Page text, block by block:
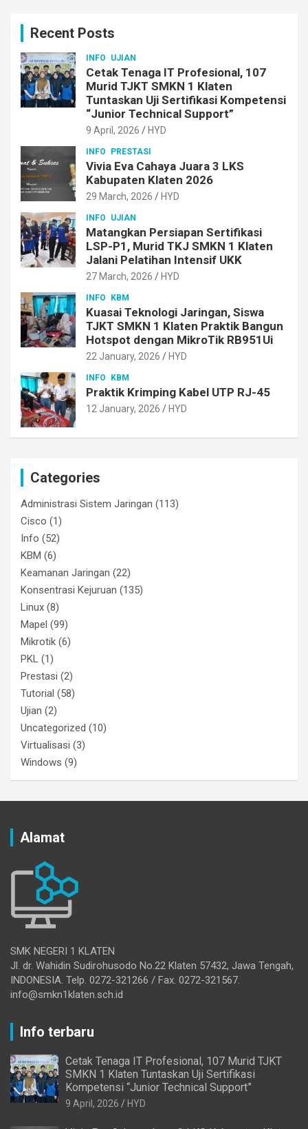
Recent Posts
INFO UJIAN
Cetak Tenaga IT Profesional, 107
Murid TJKT SMKN 1 Klaten
Tuntaskan Uji Sertifikasi Kompetensi
“Junior Technical Support”
9 April, 2026 HYD
INFO PRESTASI
Vivia Eva Cahaya Juara 3 LKS
Kabupaten Klaten 2026
29 March, 2026 HYD
INFO UJIAN
Matangkan Persiapan Sertifikasi
LSP-P1, Murid TKJ SMKN 1 Klaten
Jalani Pelatihan Intensif UKK
27 March, 2026 HYD
INFO KBM
Kuasai Teknologi Jaringan, Siswa
TJKT SMKN 1 Klaten Praktik Bangun
Hotspot dengan MikroTik RB951Ui
22 January, 2026 HYD
INFO KBM
Praktik Krimping Kabel UTP RJ-45
12 January, 2026 HYD
Categories
Administrasi Sistem Jaringan (113)
Cisco (1)
Info (52)
KBM (6)
Keamanan Jaringan (22)
Konsentrasi Kejuruan (135)
Linux (8)
Mapel (99)
Mikrotik (6)
PKL (1)
Prestasi (2)
Tutorial (58)
Ujian (2)
Uncategorized (10)
Virtualisasi (3)
Windows (9)
Alamat
SMK NEGERI 1 KLATEN
Jl. dr. Wahidin Sudirohusodo No.22 Klaten 57432, Jawa Tengah,
INDONESIA. Telp. 0272-321266 / Fax. 0272-321567.
info@smkn1klaten.sch.id
Info terbaru
Cetak Tenaga IT Profesional, 107 Murid TJKT
SMKN 1 Klaten Tuntaskan Uji Sertifikasi
Kompetensi “Junior Technical Support”
9 April, 2026 HYD